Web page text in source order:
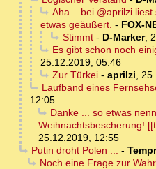
Aha .. bei @aprilzi
etwas geäußert. - FOX-
Stimmt- D-Marker,
Es gibt schon noch
25.12.2019, 05:46
Zur Türkei- aprilzi
Laufband eines
12:05
Danke ... so etwas
Weihnachtsbescherung!
25.12.2019, 12:55
Putin droht Polen ...
-
Noch eine Frage zur